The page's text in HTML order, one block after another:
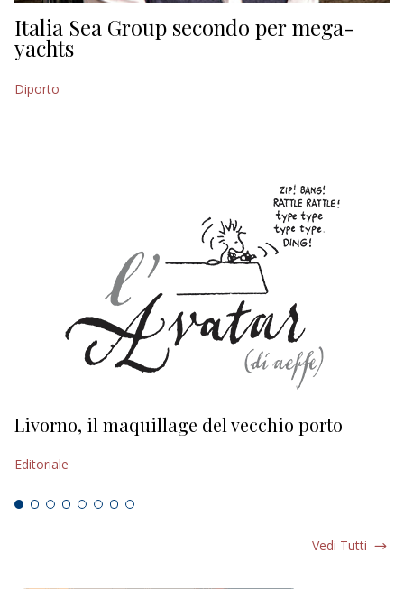
Italia Sea Group secondo per mega-
yachts
Diporto
Livorno, il maquillage del vecchio porto
Editoriale
Vedi Tutti